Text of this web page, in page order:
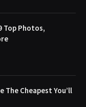
Top Photos,
The Cheapest You’ll